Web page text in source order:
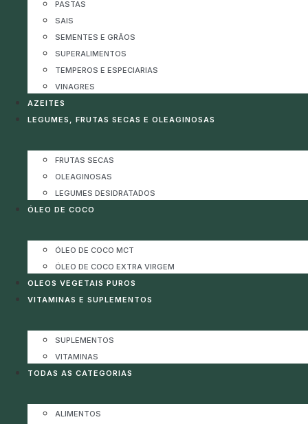
PASTAS
SAIS
SEMENTES E GRÃOS
SUPERALIMENTOS
TEMPEROS E ESPECIARIAS
VINAGRES
AZEITES
LEGUMES, FRUTAS SECAS E OLEAGINOSAS
FRUTAS SECAS
OLEAGINOSAS
LEGUMES DESIDRATADOS
ÓLEO DE COCO
ÓLEO DE COCO MCT
ÓLEO DE COCO EXTRA VIRGEM
OLEOS VEGETAIS PUROS
VITAMINAS E SUPLEMENTOS
SUPLEMENTOS
VITAMINAS
TODAS AS CATEGORIAS
ALIMENTOS